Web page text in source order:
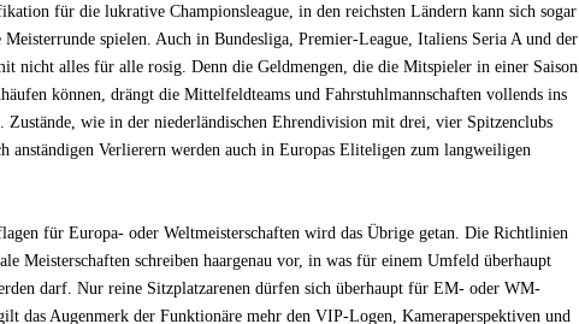
für die lukrative Championsleague, in den reichsten Ländern kann sich sogar
spielen. Auch in Bundesliga, Premier-League, Italiens Seria A und der
nicht alles für alle rosig. Denn die Geldmengen, die die Mitspieler in einer Saison
können, drängt die Mittelfeldteams und Fahrstuhlmannschaften vollends ins
wie in der niederländischen Ehrendivision mit drei, vier Spitzenclubs
anständigen Verlierern werden auch in Europas Eliteligen zum langweiligen
für Europa- oder Weltmeisterschaften wird das Übrige getan. Die Richtlinien
Meisterschaften schreiben haargenau vor, in was für einem Umfeld überhaupt
darf. Nur reine Sitzplatzarenen dürfen sich überhaupt für EM- oder WM-
das Augenmerk der Funktionäre mehr den VIP-Logen, Kameraperspektiven und